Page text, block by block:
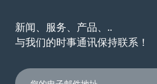
新闻、服务、产品、..
与我们的时事通讯保持联系！